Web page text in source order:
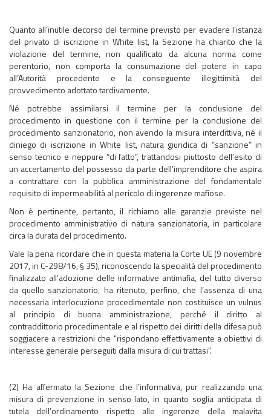
Quanto all’inutile decorso del termine previsto per evadere l’istanza
del privato di iscrizione in White list, la Sezione ha chiarito che la
violazione del termine, non qualificato da alcuna norma come
perentorio, non comporta la consumazione del potere in capo
all’Autorità procedente e la conseguente illegittimità del
provvedimento adottato tardivamente.
Né potrebbe assimilarsi il termine per la conclusione del
procedimento in questione con il termine per la conclusione del
procedimento sanzionatorio, non avendo la misura interdittiva, né il
diniego di iscrizione in White list, natura giuridica di “sanzione” in
senso tecnico e neppure “di fatto”, trattandosi piuttosto dell’esito di
un accertamento del possesso da parte dell’imprenditore che aspira
a contrattare con la pubblica amministrazione del fondamentale
requisito di impermeabilità al pericolo di ingerenze mafiose.
Non è pertinente, pertanto, il richiamo alle garanzie previste nel
procedimento amministrativo di natura sanzionatoria, in particolare
circa la durata del procedimento.
Vale la pena ricordare che in questa materia la Corte UE (9 novembre
2017, in C-298/16, § 35), riconoscendo la specialità del procedimento
finalizzato all’adozione delle informative antimafia, del tutto diverso
da quello sanzionatorio, ha ritenuto, perfino, che l’assenza di una
necessaria interlocuzione procedimentale non costituisce un vulnus
al principio di buona amministrazione, perché il diritto al
contraddittorio procedimentale e al rispetto dei diritti della difesa può
soggiacere a restrizioni che "rispondano effettivamente a obiettivi di
interesse generale perseguiti dalla misura di cui trattasi".
(2) Ha affermato la Sezione che l’informativa, pur realizzando una
misura di prevenzione in senso lato, in quanto soglia anticipata di
tutela dell’ordinamento rispetto alle ingerenze della malavita